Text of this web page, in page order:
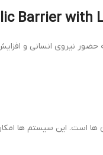
حضور نیروی انسانی و
است. این سیستم ها